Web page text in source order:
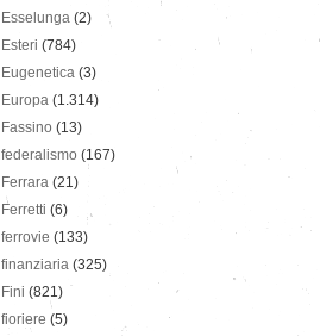
Esselunga (2)
Esteri (784)
Eugenetica (3)
Europa (1.314)
Fassino (13)
federalismo (167)
Ferrara (21)
Ferretti (6)
ferrovie (133)
finanziaria (325)
Fini (821)
fioriere (5)